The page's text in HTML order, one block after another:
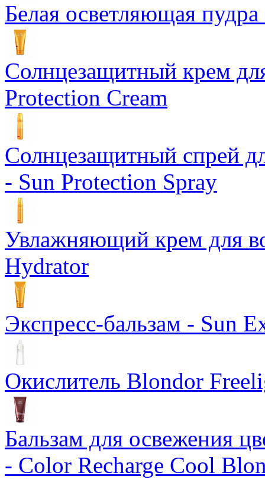
Белая осветляющая
Солнцезащитный крем
Protection Cream
Солнцезащитный спрей
- Sun Protection Spray
Увлажняющий крем для
Hydrator
Экспресс-бальзам - Sun
Окислитель Blondor
Бальзам для освежения
- Color Recharge Cool